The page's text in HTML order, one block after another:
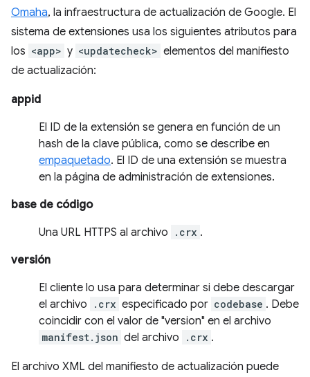
Omaha, la infraestructura de actualización de Google. El
sistema de extensiones usa los siguientes atributos para
los <app> y <updatecheck> elementos del manifiesto
de actualización:
appid
El ID de la extensión se genera en función de un
hash de la clave pública, como se describe en
empaquetado. El ID de una extensión se muestra
en la página de administración de extensiones.
base de código
Una URL HTTPS al archivo
.crx .
versión
El cliente lo usa para determinar si debe descargar
el archivo
.crx especificado por codebase . Debe
coincidir con el valor de "version" en el archivo
manifest.json del archivo .crx .
El archivo XML del manifiesto de actualización puede